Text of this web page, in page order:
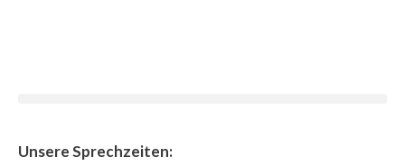
Unsere Sprechzeiten: